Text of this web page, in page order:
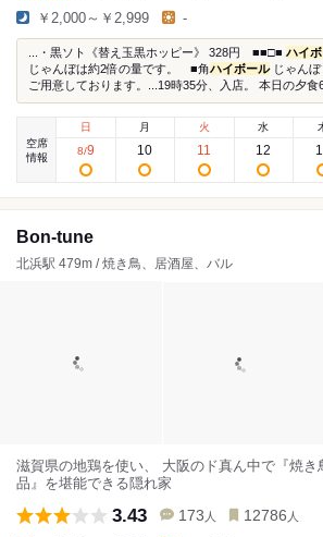
￥2,000～￥2,999 -
...・黒ソト《替え玉黒ホッピー》 328円 ■■□■ ハイ
じゃんぼは約2倍の量です。 ■角ハイボールじゃんぼ
ご用意しております。...19時35分、入店。 本日の夕食
空席
情報
日
8/9
月
10
火
11
水
12
Bon-tune
北浜駅 479m / 焼き鳥、居酒屋、バル
滋賀県の地鶏を使い、 大阪のド真ん中で『焼き
品』を堪能できる隠れ家
3.43 173 人 12786 人